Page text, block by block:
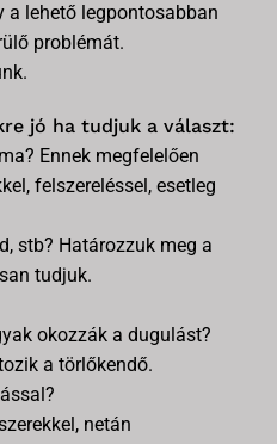
a lehető legpontosabban
problémát.
jó ha tudjuk a választ:
Ennek megfelelően
felszereléssel, esetleg
stb? Határozzuk meg a
tudjuk.
okozzák a dugulást?
a törlőkendő.
netán